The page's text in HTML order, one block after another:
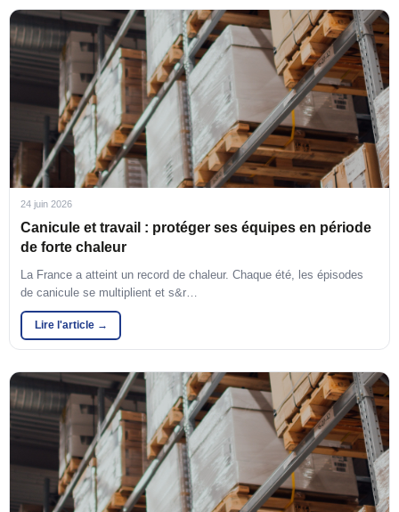
24 juin 2026
Canicule et travail : protéger ses équipes en période
de forte chaleur
La France a atteint un record de chaleur. Chaque été, les épisodes
de canicule se multiplient et s&r…
Lire l'article →